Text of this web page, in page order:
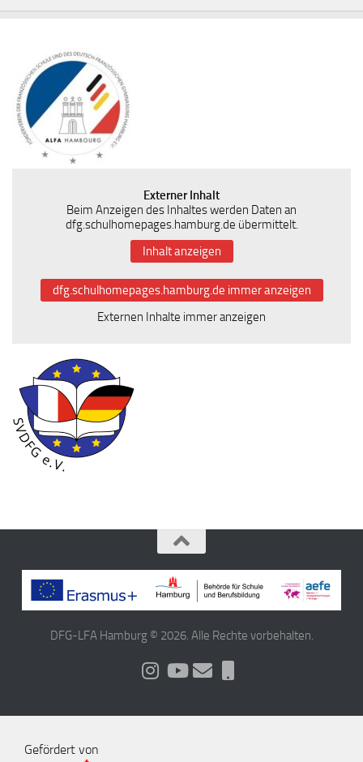
Externer Inhalt
Beim Anzeigen des Inhaltes werden Daten an
dfg.schulhomepages.hamburg.de übermittelt.
Inhalt anzeigen
dfg.schulhomepages.hamburg.de immer anzeigen
Externen Inhalte immer anzeigen
DFG-LFA Hamburg © 2026. Alle Rechte vorbehalten.
Gefördert von